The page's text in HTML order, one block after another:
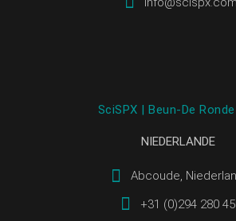
SciSPX | Beun-De Ronde
NIEDERLANDE
Abcoude,
+31 (0)294 280